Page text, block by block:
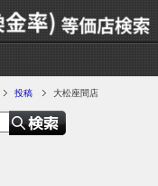
投稿 大松座間店